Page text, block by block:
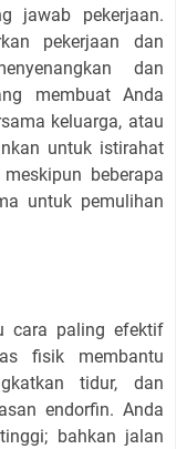
jawab pekerjaan.
pekerjaan dan
dan
membuat Anda
keluarga, atau
untuk istirahat
beberapa
untuk pemulihan
cara paling efektif
fisik membantu
tidur, dan
endorfin. Anda
bahkan jalan